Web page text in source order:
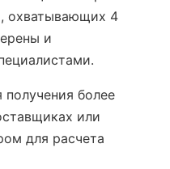
охватывающих 4
и
более
или
для расчета